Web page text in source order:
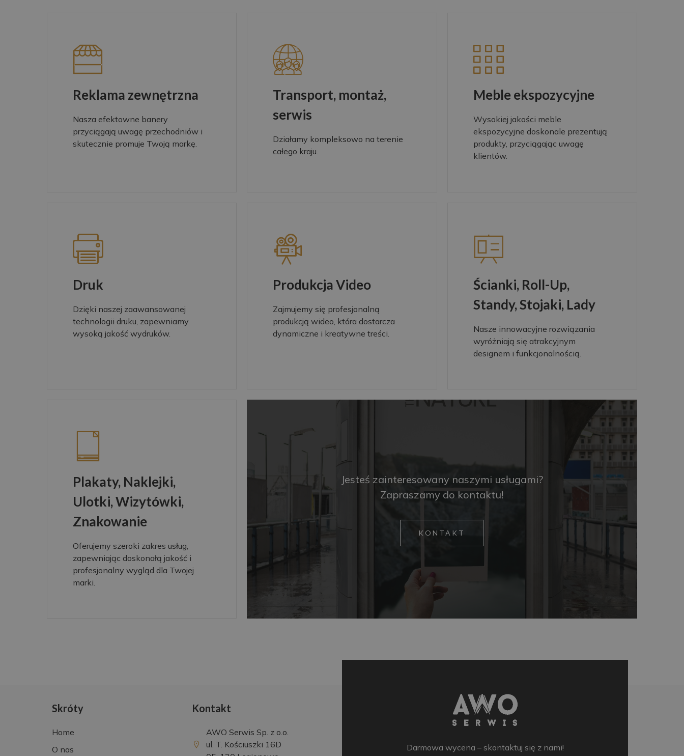
Reklama zewnętrzna
Nasza efektowne banery
przyciągają uwagę przechodniów i
skutecznie promuje Twoją markę.
Transport, montaż,
serwis
Działamy kompleksowo na terenie
całego kraju.
Meble ekspozycyjne
Wysokiej jakości meble
ekspozycyjne doskonale prezentują
produkty, przyciągając uwagę
klientów.
Druk
Dzięki naszej zaawansowanej
technologii druku, zapewniamy
wysoką jakość wydruków.
Produkcja Video
Zajmujemy się profesjonalną
produkcją wideo, która dostarcza
dynamiczne i kreatywne treści.
Ścianki, Roll-Up,
Standy, Stojaki, Lady
Nasze innowacyjne rozwiązania
wyróżniają się atrakcyjnym
designem i funkcjonalnością.
Plakaty, Naklejki,
Ulotki, Wizytówki,
Znakowanie
Oferujemy szeroki zakres usług,
zapewniając doskonałą jakość i
profesjonalny wygląd dla Twojej
marki.
Jesteś zainteresowany naszymi usługami?
Zapraszamy do kontaktu!
KONTAKT
Skróty
Home
O nas
Kontakt
AWO Serwis Sp. z o.o.
ul. T. Kościuszki 16D
Darmowa wycena – skontaktuj się z nami!